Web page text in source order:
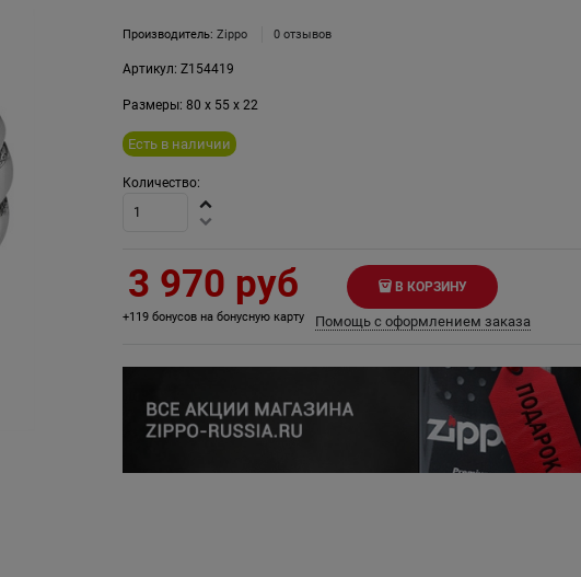
Производитель: Zippo 0 отзывов
Артикул: Z154419
Размеры: 80 x 55x 22
Есть в наличии
Количество:
3 970 руб
+119 бонусов на бонусную карту
В КОРЗИНУ
Помощь с оформлением заказа